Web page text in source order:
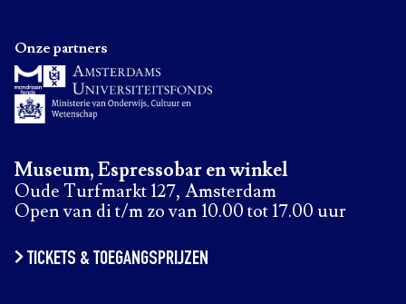
Museum, Espressobar en winkel
Oude Turfmarkt 127, Amsterdam
Open van di t/m zo van 10.00 tot 17.00 uur
TICKETS & TOEGANGSPRIJZEN
Onze partners